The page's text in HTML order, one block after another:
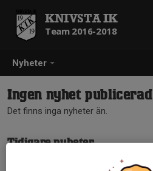
Nyheter
KNIVSTA IK
Team 2016-2018
Ingen nyhet publicerad
Det finns inga nyheter än.
Tidigare nyheter
Det finns inga tidigare nyheter